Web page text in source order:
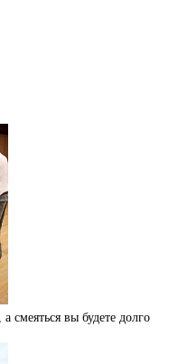
смеяться вы будете долго